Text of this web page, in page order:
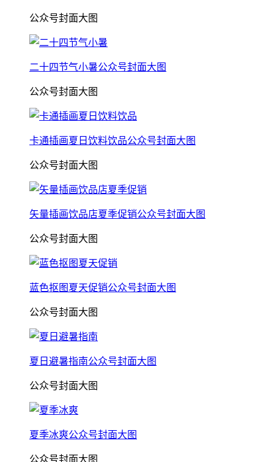
公众号封面大图
二十四节气小暑公众号封面大图
公众号封面大图
卡通插画夏日饮料饮品公众号封面大图
公众号封面大图
矢量插画饮品店夏季促销公众号封面大图
公众号封面大图
蓝色抠图夏天促销公众号封面大图
公众号封面大图
夏日避暑指南公众号封面大图
公众号封面大图
夏季冰爽公众号封面大图
公众号封面大图